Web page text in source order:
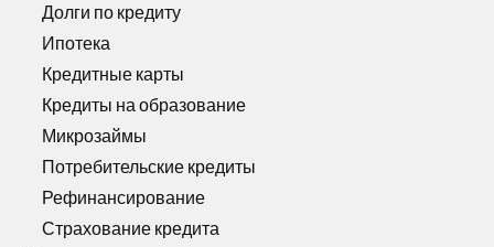
Долги по кредиту
Ипотека
Кредитные карты
Кредиты на образование
Микрозаймы
Потребительские кредиты
Рефинансирование
Страхование кредита